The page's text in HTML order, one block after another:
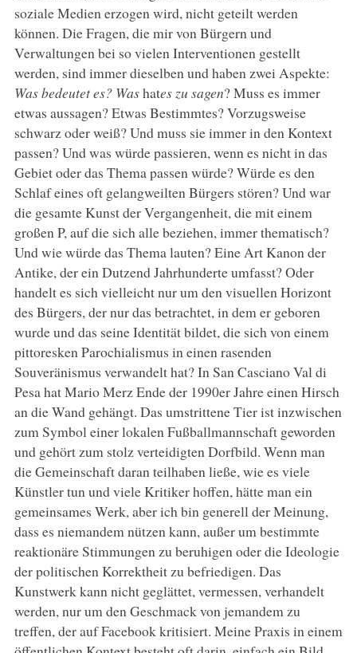
soziale Medien erzogen wird, nicht geteilt werden
können. Die Fragen, die mir von Bürgern und
Verwaltungen bei so vielen Interventionen gestellt
werden, sind immer dieselben und haben zwei Aspekte:
Was bedeutet es? Washates zu sagen? Muss es immer
etwas aussagen? Etwas Bestimmtes? Vorzugsweise
schwarz oder weiß? Und muss sie immer in den Kontext
passen? Und was würde passieren, wenn es nicht in das
Gebiet oder das Thema passen würde? Würde es den
Schlaf eines oft gelangweilten Bürgers stören? Und war
die gesamte Kunst der Vergangenheit, die mit einem
großen P, auf die sich alle beziehen, immer thematisch?
Und wie würde das Thema lauten? Eine Art Kanon der
Antike, der ein Dutzend Jahrhunderte umfasst? Oder
handelt es sich vielleicht nur um den visuellen Horizont
des Bürgers, der nur das betrachtet, in dem er geboren
wurde und das seine Identität bildet, die sich von einem
pittoresken Parochialismus in einen rasenden
Souveränismus verwandelt hat? In San Casciano Val di
Pesa hat Mario Merz Ende der 1990er Jahre einen Hirsch
an die Wand gehängt. Das umstrittene Tier ist inzwischen
zum Symbol einer lokalen Fußballmannschaft geworden
und gehört zum stolz verteidigten Dorfbild. Wenn man
die Gemeinschaft daran teilhaben ließe, wie es viele
Künstler tun und viele Kritiker hoffen, hätte man ein
gemeinsames Werk, aber ich bin generell der Meinung,
dass es niemandem nützen kann, außer um bestimmte
reaktionäre Stimmungen zu beruhigen oder die Ideologie
der politischen Korrektheit zu befriedigen. Das
Kunstwerk kann nicht geglättet, vermessen, verhandelt
werden, nur um den Geschmack von jemandem zu
treffen, der auf Facebook kritisiert. Meine Praxis in einem